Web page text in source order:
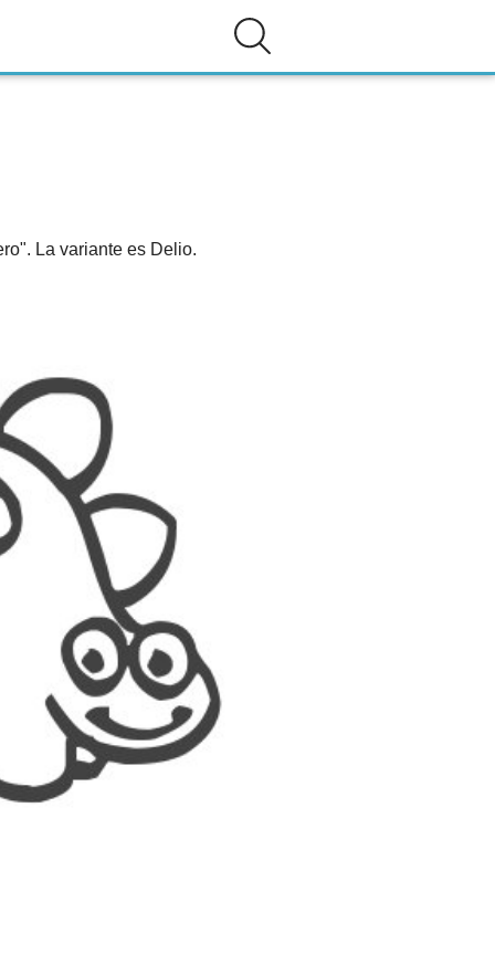
La variante es Delio.